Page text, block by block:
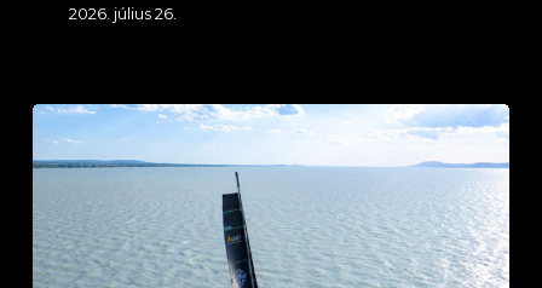
2026. július 26.
IT
KLIMA
Service
Ezüst
Szalag